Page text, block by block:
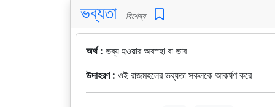
ভব্যতা বিশেষ্য
অর্থ : ভব্য হওয়ার অবস্হা বা ভাব
উদাহরণ : ওই রাজমহলের ভব্যতা সকলকে আকর্ষণ করে